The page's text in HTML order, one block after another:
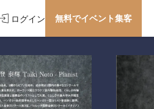
ログイン 無料でイベント集客